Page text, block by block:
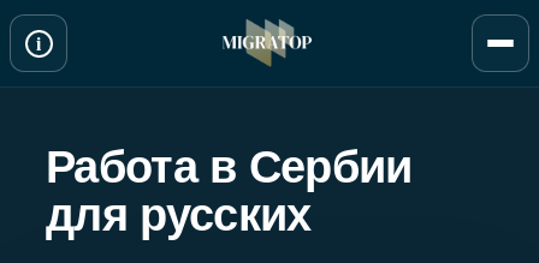
Перейти
i
Работа в Сербии
для русских